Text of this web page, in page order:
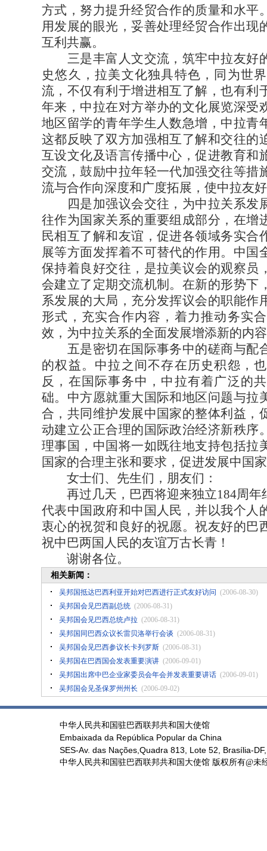
方式，努力提升经贸合作的质量和水平
用发展的眼光，妥善处理经贸合作出现
互利共赢。
三是丰富人文交流，筑牢中拉友好
史悠久，拉美文化独具特色，同为世
流，不仅有利于增进相互了解，也有利
年来，中拉在对方举办的文化展览深受
地区留学的青年学生人数急增，中拉青
这都反映了双方加强相互了解和交往的
互设文化及语言传播中心，促进教育和
交流，鼓励中拉年轻一代加强交往等措
流与合作向深度和广度拓展，使中拉友
四是加强议会交往，为中拉关系发
往作为国家关系的重要组成部分，在增
民相互了解和友谊，促进各领域务实合
展等方面发挥着不可替代的作用。中国
保持着良好交往，是拉美议会的观察员
会建立了定期交流机制。在新的形势下
系发展的大局，充分发挥议会的职能作
形式，充实合作内容，着力推动务实
效，为中拉关系的全面发展增添新的内
五是密切在国际事务中的磋商与配
的权益。中拉之间不存在历史积怨，
反，在国际事务中，中拉有着广泛的
础。中方愿就重大国际和地区问题与拉
合，共同维护发展中国家的整体利益，
动建立公正合理的国际政治经济新秩序
理事国，中国将一如既往地支持包括拉
国家的合理主张和要求，促进发展中国
女士们、先生们，朋友们：
再过几天，巴西将迎来独立184周年
代表中国政府和中国人民，并以我个人
衷心的祝贺和良好的祝愿。祝友好的巴
祝中巴两国人民的友谊万古长青！
谢谢各位。
相关新闻：
吴邦国抵达巴西利亚开始对巴西进行正式友好访问 (2006-08-30)
吴邦国会见巴西副总统 (2006-08-31)
吴邦国会见巴西总统卢拉 (2006-08-31)
吴邦国同巴西众议长雷贝洛举行会谈 (2006-08-31)
吴邦国会见巴西参议长卡列罗斯 (2006-08-31)
吴邦国在巴西国会发表重要演讲 (2006-09-01)
吴邦国出席中巴企业家委员会年会并发表重要讲话 (2006-09-01)
吴邦国会见圣保罗州州长 (2006-09-02)
中华人民共和国驻巴西联邦共和国大使馆
Embaixada da República Popular da China
SES-Av. das Nações,Quadra 813, Lote 52, Brasília-
中华人民共和国驻巴西联邦共和国大使馆 版权所有@未